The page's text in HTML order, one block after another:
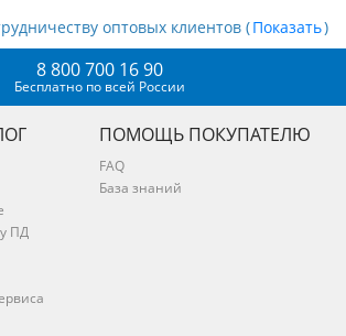
оптовых клиентов ( )
8 800 700 16 90
Бесплатно по всей России
ПД
ПОМОЩЬ ПОКУПАТЕЛЮ
FAQ
База знаний